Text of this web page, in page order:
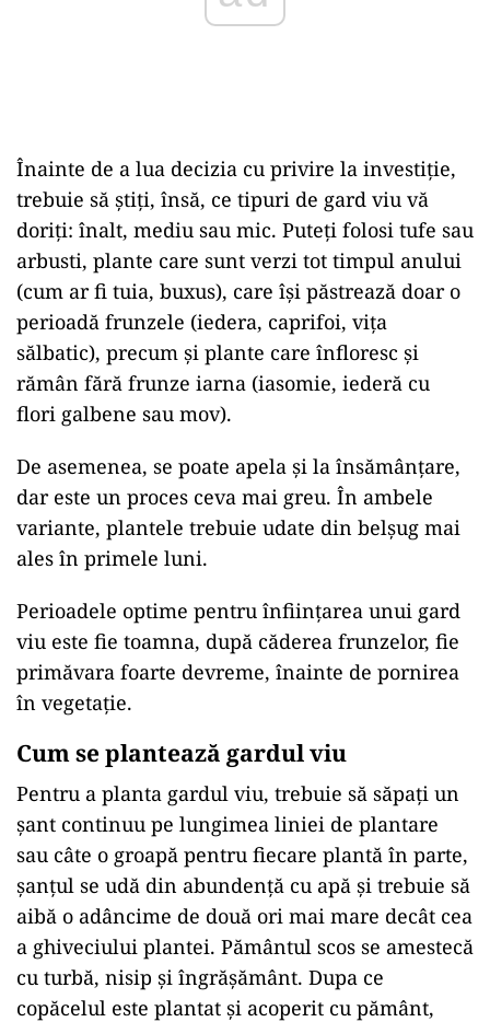
Înainte de a lua decizia cu privire la investiție,
trebuie să știți, însă, ce tipuri de gard viu vă
doriți: înalt, mediu sau mic. Puteți folosi tufe sau
arbusti, plante care sunt verzi tot timpul anului
(cum ar fi tuia, buxus), care își păstrează doar o
perioadă frunzele (iedera, caprifoi, vița
sălbatic), precum și plante care înfloresc și
rămân fără frunze iarna (iasomie, iederă cu
flori galbene sau mov).
De asemenea, se poate apela și la însămânțare,
dar este un proces ceva mai greu. În ambele
variante, plantele trebuie udate din belșug mai
ales în primele luni.
Perioadele optime pentru înființarea unui gard
viu este fie toamna, după căderea frunzelor, fie
primăvara foarte devreme, înainte de pornirea
în vegetație.
Cum se plantează gardul viu
Pentru a planta gardul viu, trebuie să săpați un
șant continuu pe lungimea liniei de plantare
sau câte o groapă pentru fiecare plantă în parte,
șanțul se udă din abundență cu apă și trebuie să
aibă o adâncime de două ori mai mare decât cea
a ghiveciului plantei. Pământul scos se amestecă
cu turbă, nisip și îngrășământ. Dupa ce
copăcelul este plantat și acoperit cu pământ,